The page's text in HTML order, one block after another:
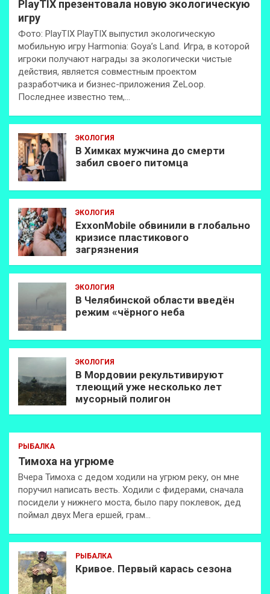
PlayTIX презентовала новую экологическую
игру
Фото: PlayTIX PlayTIX выпустил экологическую
мобильную игру Harmonia: Goya’s Land. Игра, в которой
игроки получают награды за экологически чистые
действия, является совместным проектом
разработчика и бизнес-приложения ZeLoop.
Последнее известно тем,…
ЭКОЛОГИЯ
В Химках мужчина до смерти
забил своего питомца
ЭКОЛОГИЯ
ExxonMobilе обвинили в глобально
кризисе пластикового
загрязнения
ЭКОЛОГИЯ
В Челябинской области введён
режим «чёрного неба
ЭКОЛОГИЯ
В Мордовии рекультивируют
тлеющий уже несколько лет
мусорный полигон
РЫБАЛКА
Тимоха на угрюме
Вчера Тимоха с дедом ходили на угрюм реку, он мне
поручил написать весть. Ходили с фидерами, сначала
посидели у нижнего моста, было пару поклевок, дед
поймал двух Мега ершей, грам…
РЫБАЛКА
Кривое. Первый карась сезона